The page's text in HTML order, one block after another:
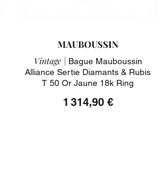
MAUBOUSSIN
Vintage | Bague Mauboussin
Alliance Sertie Diamants & Rubis
T 50 Or Jaune 18k Ring
1 314,90 €